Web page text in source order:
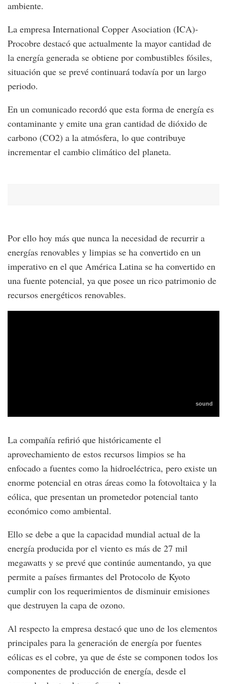
ambiente.
La empresa International Copper Asociation (ICA)-
Procobre destacó que actualmente la mayor cantidad de
la energía generada se obtiene por combustibles fósiles,
situación que se prevé continuará todavía por un largo
periodo.
En un comunicado recordó que esta forma de energía es
contaminante y emite una gran cantidad de dióxido de
carbono (CO2) a la atmósfera, lo que contribuye
incrementar el cambio climático del planeta.
Por ello hoy más que nunca la necesidad de recurrir a
energías renovables y limpias se ha convertido en un
imperativo en el que América Latina se ha convertido en
una fuente potencial, ya que posee un rico patrimonio de
recursos energéticos renovables.
La compañía refirió que históricamente el
aprovechamiento de estos recursos limpios se ha
enfocado a fuentes como la hidroeléctrica, pero existe un
enorme potencial en otras áreas como la fotovoltaica y la
eólica, que presentan un prometedor potencial tanto
económico como ambiental.
Ello se debe a que la capacidad mundial actual de la
energía producida por el viento es más de 27 mil
megawatts y se prevé que continúe aumentando, ya que
permite a países firmantes del Protocolo de Kyoto
cumplir con los requerimientos de disminuir emisiones
que destruyen la capa de ozono.
Al respecto la empresa destacó que uno de los elementos
principales para la generación de energía por fuentes
eólicas es el cobre, ya que de éste se componen todos los
componentes de producción de energía, desde el